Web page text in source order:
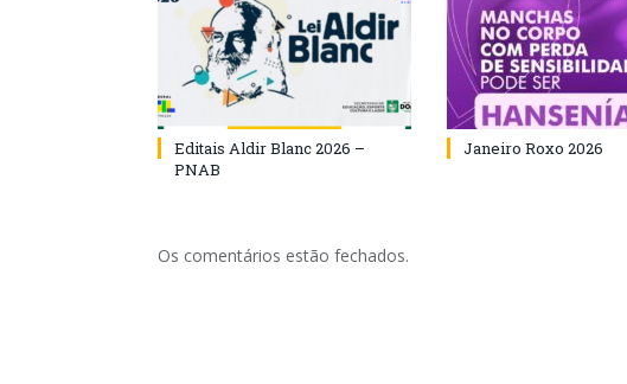
Editais Aldir Blanc 2026 –
PNAB
Janeiro Roxo 2026
Os comentários estão fechados.